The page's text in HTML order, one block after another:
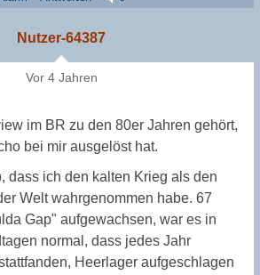
Nutzer-64387
Vor 4 Jahren
im BR zu den 80er Jahren gehört,
bei mir ausgelöst hat.
dass ich den kalten Krieg als den
Welt wahrgenommen habe. 67
Gap" aufgewachsen, war es in
normal, dass jedes Jahr
Heerlager aufgeschlagen